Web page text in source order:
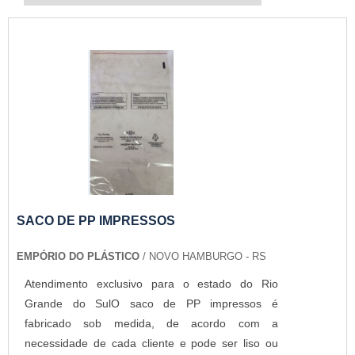
SACO DE PP IMPRESSOS
EMPÓRIO DO PLÁSTICO / NOVO HAMBURGO - RS
Atendimento exclusivo para o estado do Rio
Grande do SulO saco de PP impressos é
fabricado sob medida, de acordo com a
necessidade de cada cliente e pode ser liso ou